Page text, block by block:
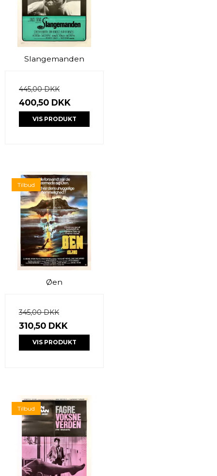
Slangemanden
445,00 DKK
400,50 DKK
VIS PRODUKT
Tilbud
Øen
345,00 DKK
310,50 DKK
VIS PRODUKT
Tilbud